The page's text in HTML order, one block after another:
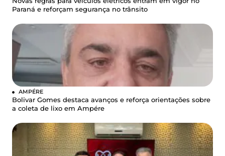
Paraná e reforçam segurança no trânsito
AMPÉRE
Bolivar Gomes destaca avanços e reforça orientações sobre
a coleta de lixo em Ampére